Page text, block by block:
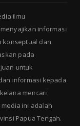
ilmu
informasi
konseptual dan
pada
untuk
informasi kepada
mencari
ini adalah
Papua Tengah.